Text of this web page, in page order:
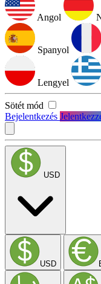
Angol
Spanyol
Lengyel
Sötét mód
Bejelentkezés
USD
USD